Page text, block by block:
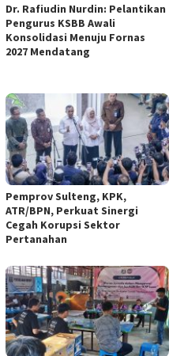
Dr. Rafiudin Nurdin: Pelantikan
Pengurus KSBB Awali
Konsolidasi Menuju Fornas
2027 Mendatang
Pemprov Sulteng, KPK,
ATR/BPN, Perkuat Sinergi
Cegah Korupsi Sektor
Pertanahan